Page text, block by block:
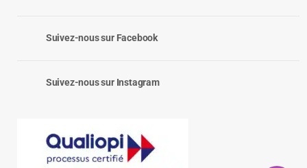
Suivez-nous sur Facebook
Suivez-nous sur Instagram